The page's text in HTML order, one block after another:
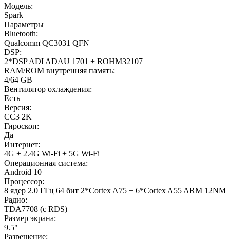
Модель:
Spark
Параметры
Bluetooth:
Qualcomm QC3031 QFN
DSP:
2*DSP ADI ADAU 1701 + ROHM32107
RAM/ROM внутренняя память:
4/64 GB
Вентилятор охлаждения:
Есть
Версия:
CC3 2K
Гироскоп:
Да
Интернет:
4G + 2.4G Wi-Fi + 5G Wi-Fi
Операционная система:
Android 10
Процессор:
8 ядер 2.0 ГГц 64 бит 2*Cortex A75 + 6*Cortex A55 ARM 12NM
Радио:
TDA7708 (с RDS)
Размер экрана:
9.5"
Разрешение: